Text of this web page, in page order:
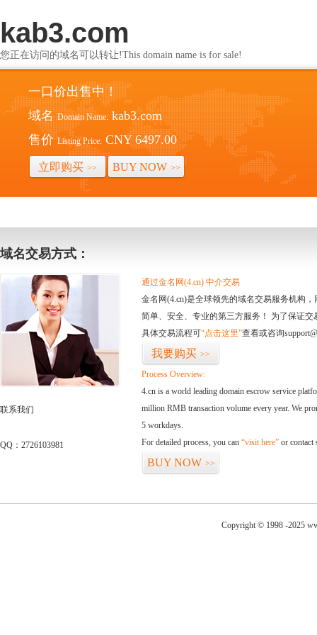
kab3.com
您正在访问的域名可以转让!This domain name is for sale!
一口价出售中！
域名 Domain Name: kab3.com
售价 Listing Price: CNY 6497.00
立即购买 >> BUY NOW >>
域名交易方式：
联系我们
QQ：2726103981
通过金名网(4.cn) 中介交易
金名网(4.cn)是全球领先的域名交易服务机构
简单、安全、专业的第三方服务！ 为了保证
具体交易流程可“点击这里”查看或咨询
我要购买 >>
Process Overview:
4.cn is a world leading domain escrow service
million RMB transaction volume every year. We
5 workdays.
For detailed process, you can “visit here” or contact
BUY NOW >>
Copyright © 1998 -2025